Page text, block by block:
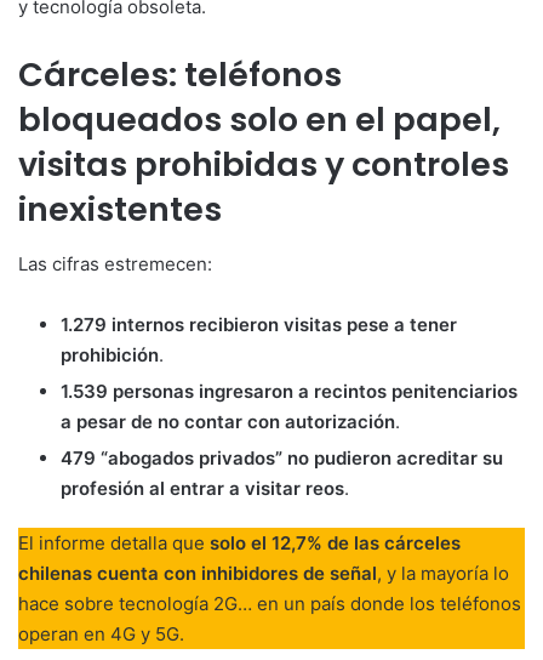
y tecnología obsoleta.
Cárceles: teléfonos
bloqueados solo en el papel,
visitas prohibidas y controles
inexistentes
Las cifras estremecen:
1.279 internos recibieron visitas pese a tener
prohibición.
1.539 personas ingresaron a recintos penitenciarios
a pesar de no contar con autorización.
479 “abogados privados” no pudieron acreditar su
profesión al entrar a visitar reos.
El informe detalla que solo el 12,7% de las cárceles
chilenas cuenta con inhibidores de señal, y la mayoría lo
hace sobre tecnología 2G… en un país donde los teléfonos
operan en 4G y 5G.